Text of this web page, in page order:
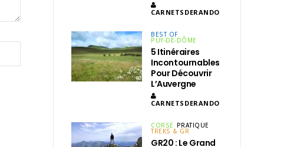
CARNETSDERANDO
BEST OF
PUY-DE-DÔME
5 Itinéraires
Incontournables
Pour Découvrir
L’Auvergne
CARNETSDERANDO
CORSE PRATIQUE
TREKS & GR
GR20 : Le Grand